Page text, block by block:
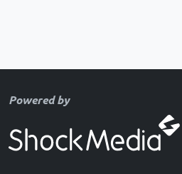
Powered by